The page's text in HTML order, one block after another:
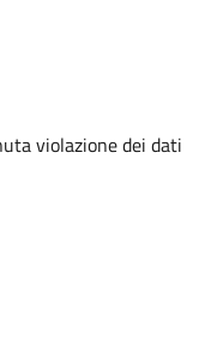
violazione dei dati